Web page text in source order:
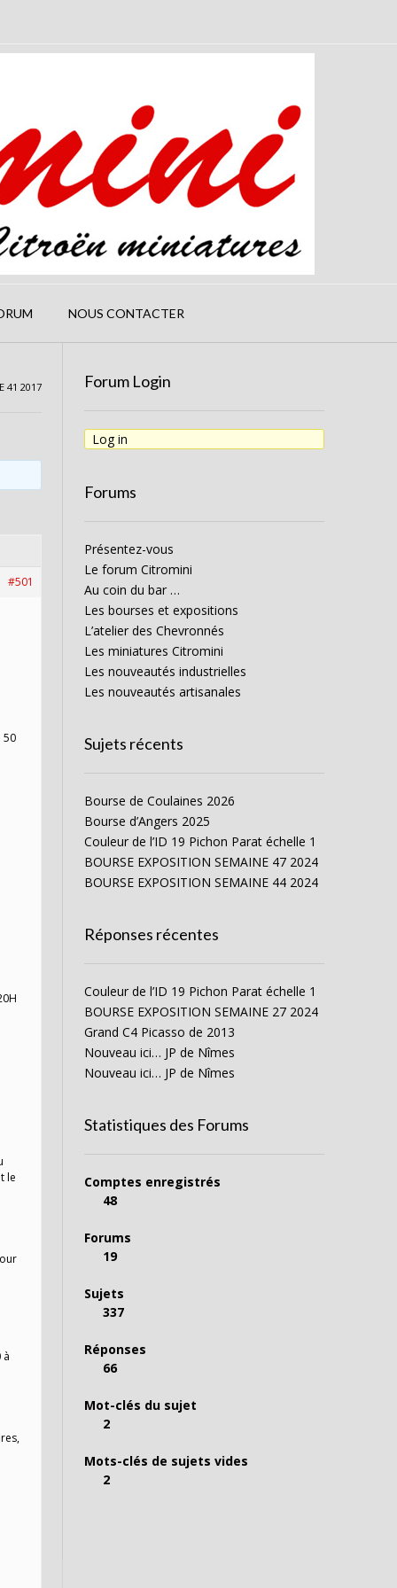
NOUS CONTACTER
41 2017
#501
50
le
à
Forum Login
Log in
Forums
Présentez-vous
Le forum Citromini
Au coin du bar …
Les bourses et expositions
L’atelier des Chevronnés
Les miniatures Citromini
Les nouveautés industrielles
Les nouveautés artisanales
Sujets récents
Bourse de Coulaines 2026
Bourse d’Angers 2025
Couleur de l’ID 19 Pichon Parat échelle 1
BOURSE EXPOSITION SEMAINE 47 2024
BOURSE EXPOSITION SEMAINE 44 2024
Réponses récentes
Couleur de l’ID 19 Pichon Parat échelle 1
BOURSE EXPOSITION SEMAINE 27 2024
Grand C4 Picasso de 2013
Nouveau ici… JP de Nîmes
Nouveau ici… JP de Nîmes
Statistiques des Forums
Comptes enregistrés
48
Forums
19
Sujets
337
Réponses
66
Mot-clés du sujet
2
Mots-clés de sujets vides
2